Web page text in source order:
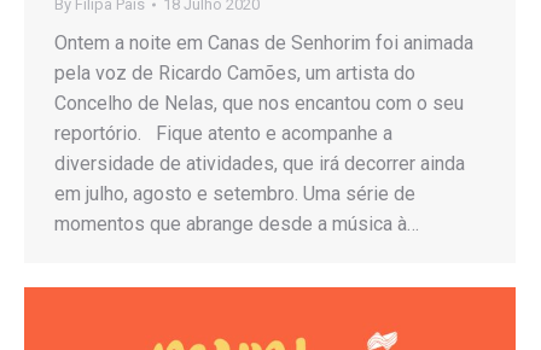
By Filipa Pais 18 Julho 2020
Ontem a noite em Canas de Senhorim foi animada
pela voz de Ricardo Camões, um artista do
Concelho de Nelas, que nos encantou com o seu
reportório. Fique atento e acompanhe a
diversidade de atividades, que irá decorrer ainda
em julho, agosto e setembro. Uma série de
momentos que abrange desde a música à…